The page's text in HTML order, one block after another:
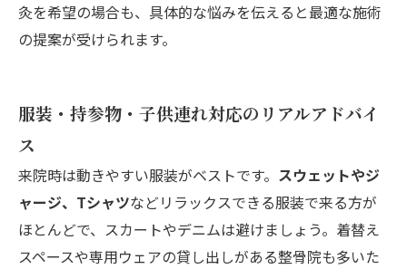
灸を希望の場合も、具体的な悩みを伝えると最適な施術
の提案が受けられます。
服装・持参物・子供連れ対応のリアルアドバイ
ス
来院時は動きやすい服装がベストです。 スウェットやジ
ャージ、Tシャツなどリラックスできる服装で来る方が
ほとんどで、スカートやデニムは避けましょう。着替え
スペースや専用ウェアの貸し出しがある整骨院も多いた